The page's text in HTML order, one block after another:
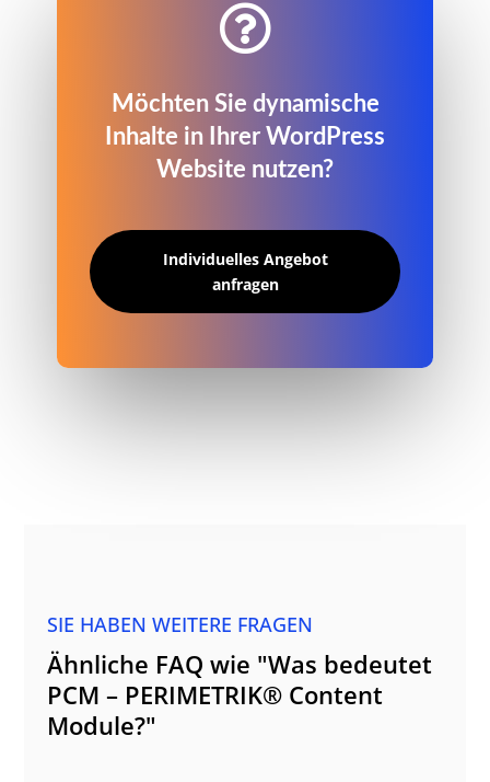

Möchten Sie dynamische
Inhalte in Ihrer WordPress
Website nutzen?
Individuelles Angebot
anfragen
SIE HABEN WEITERE FRAGEN
Ähnliche FAQ wie "Was bedeutet
PCM – PERIMETRIK® Content
Module?"